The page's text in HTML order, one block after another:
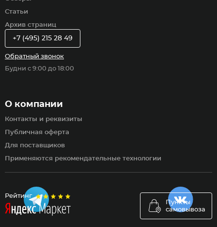
Рейтинг
Пункты
самовывоза
Статьи
Архив страниц
О компании
Контакты и реквизиты
Публичная оферта
Для поставщиков
Применяются рекомендательные технологии
+7 (495) 215 28 49
Обратный звонок
Будни с 9:00 до 18:00